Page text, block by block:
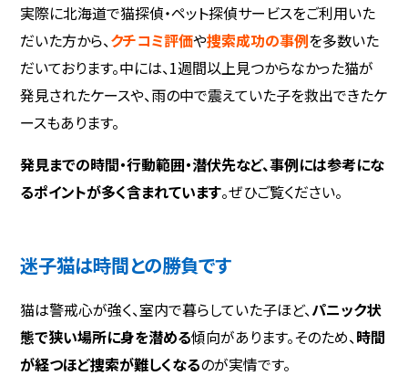
実際に北海道で猫探偵・ペット探偵サービスをご利用いた
だいた方から、クチコミ評価や捜索成功の事例を多数いた
だいております。中には、1週間以上見つからなかった猫が
発見されたケースや、雨の中で震えていた子を救出できたケ
ースもあります。
発見までの時間・行動範囲・潜伏先など、事例には参考にな
るポイントが多く含まれています。ぜひご覧ください。
迷子猫は時間との勝負です
猫は警戒心が強く、室内で暮らしていた子ほど、パニック状
態で狭い場所に身を潜める傾向があります。そのため、時間
が経つほど捜索が難しくなるのが実情です。